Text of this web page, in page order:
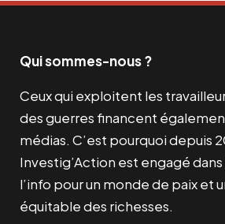
Qui sommes-nous ?
Ceux qui exploitent les
des guerres financent
médias. C’est pourquoi depuis
Investig’Action est engagé
l’info pour un monde de paix et
équitable des richesses.